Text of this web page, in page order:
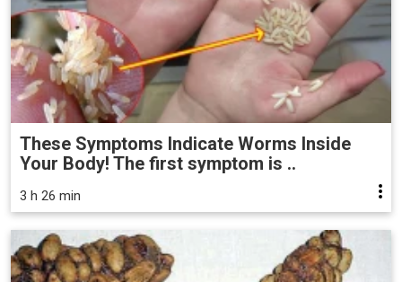
These Symptoms Indicate Worms Inside
Your Body! The first symptom is ..
3 h 26 min